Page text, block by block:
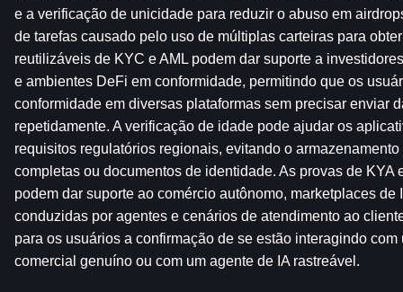
e a verificação de unicidade para reduzir o abuso em
de tarefas causado pelo uso de múltiplas carteiras para
reutilizáveis ​​de KYC e AML podem dar suporte a
e ambientes DeFi em conformidade, permitindo que os
conformidade em diversas plataformas sem precisar enviar
repetidamente. A verificação de idade pode ajudar os
requisitos regulatórios regionais, evitando o
completas ou documentos de identidade. As provas de KYA
podem dar suporte ao comércio autônomo, marketplaces de
conduzidas por agentes e cenários de atendimento ao
para os usuários a confirmação de se estão interagindo com
comercial genuíno ou com um agente de IA rastreável.